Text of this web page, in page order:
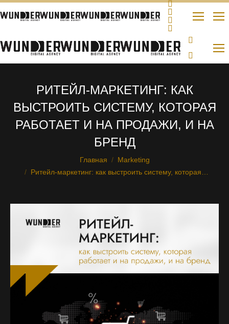
РИТЕЙЛ-МАРКЕТИНГ: КАК
ВЫСТРОИТЬ СИСТЕМУ, КОТОРАЯ
РАБОТАЕТ И НА ПРОДАЖИ, И НА
БРЕНД
Главная
Marketing
Ритейл-маркетинг: как выстроить систему, которая…